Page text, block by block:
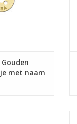
met naam